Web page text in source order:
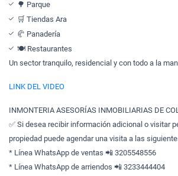
🌳 Parque
🛒 Tiendas Ara
🥐 Panadería
🍽️ Restaurantes
Un sector tranquilo, residencial y con todo a la
LINK DEL VIDEO
INMONTERIA ASESORÍAS INMOBILIARIAS DE
✅ Si desea recibir información adicional o visitar
propiedad puede agendar una visita a las
* Línea WhatsApp de ventas 📲 3205548556
* Línea WhatsApp de arriendos 📲 3233444404